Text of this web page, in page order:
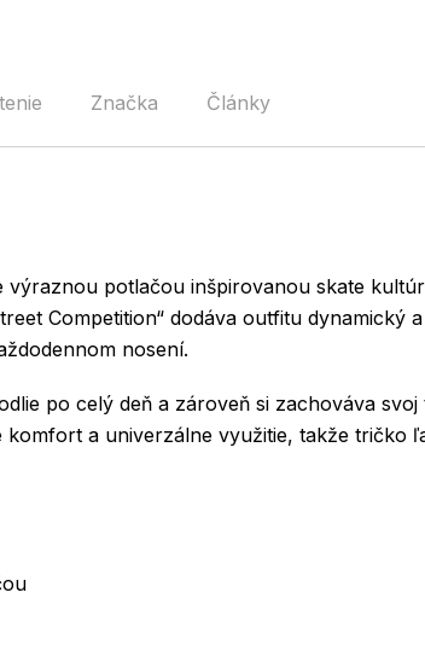
Značka Články
výraznou potlačou inšpirovanou skate
Competition“ dodáva outfitu dynamický a
nosení.
po celý deň a zároveň si zachováva svoj
komfort a univerzálne využitie, takže tričko